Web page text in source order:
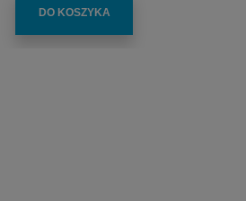
DO KOSZYKA